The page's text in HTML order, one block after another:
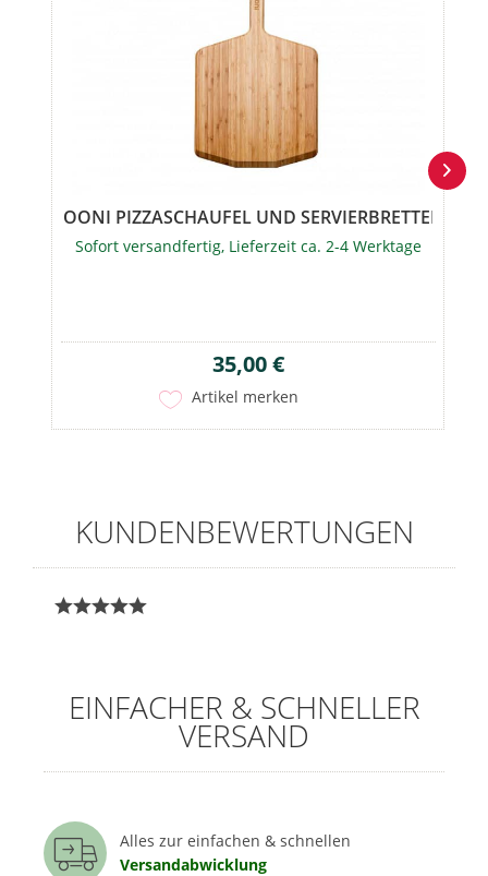
OONI PIZZASCHAUFEL UND SERVIERBRETTER - 2-
Sofort versandfertig, Lieferzeit ca. 2-4 Werktage
Artikel merken
35,00 €
KUNDENBEWERTUNGEN
EINFACHER & SCHNELLER
VERSAND
Alles zur einfachen & schnellen
Versandabwicklung